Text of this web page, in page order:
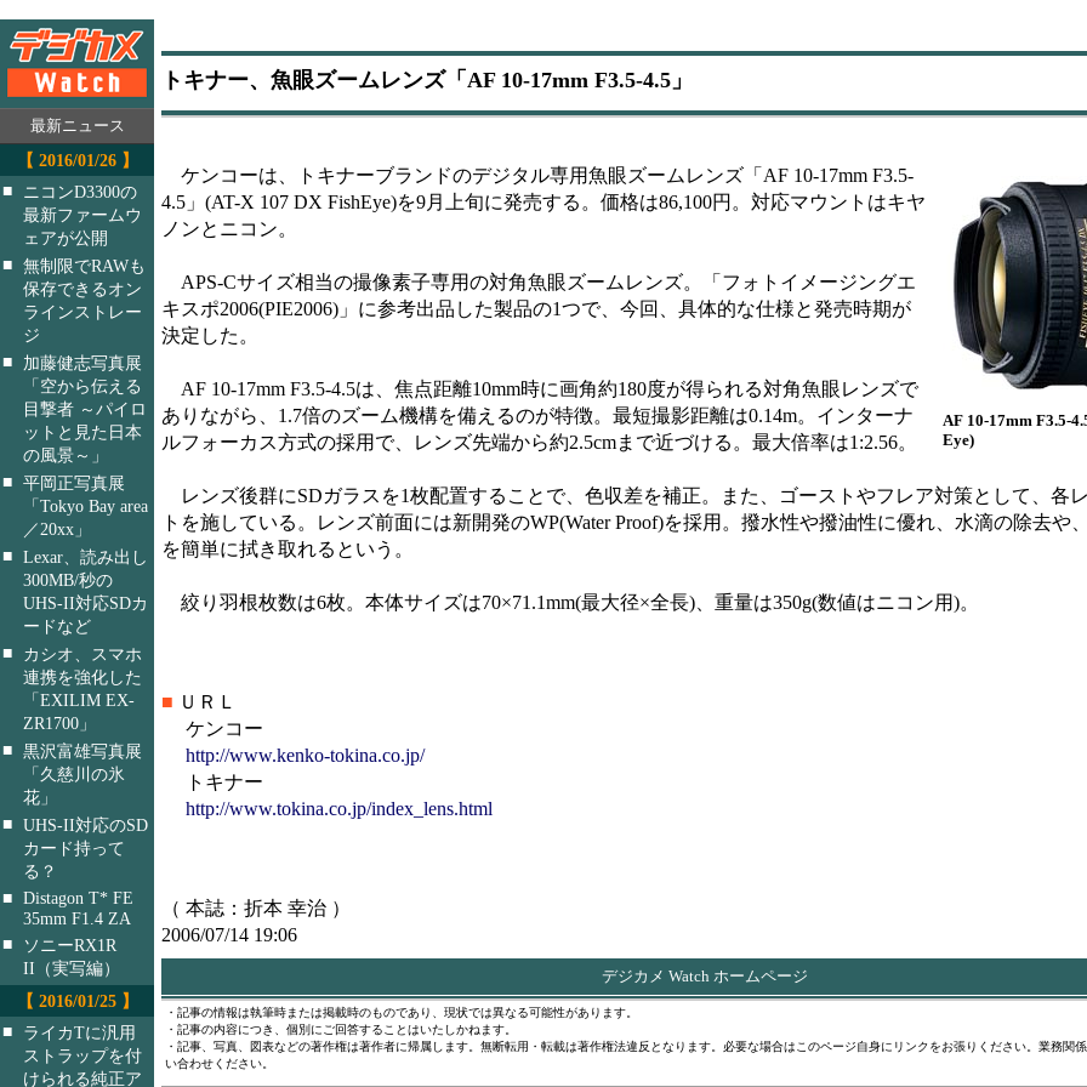
最新ニュース
【 2016/01/26 】
■
ニコンD3300の
最新ファームウ
ェアが公開
■ 無制限でRAWも
保存できるオン
ラインストレー
ジ
■
加藤健志写真展
「空から伝える
目撃者 ～パイロ
ットと見た日本
の風景～」
■ 平岡正写真展
「Tokyo Bay area
／20xx」
■ Lexar、読み出し
300MB/秒の
UHS-II対応SDカ
ードなど
■
カシオ、スマホ
連携を強化した
「EXILIM EX-
ZR1700」
■ 黒沢富雄写真展
「久慈川の氷
花」
■ UHS-II対応のSD
カード持って
る？
■ Distagon T* FE
35mm F1.4 ZA
■
ソニーRX1R
II（実写編）
【 2016/01/25 】
■
ライカTに汎用
ストラップを付
けられる純正ア
トキナー、魚眼ズームレンズ「AF 10-17mm F3.5-4.5」
AF 10-17mm F3.5-
Eye)
ケンコーは、トキナーブランドのデジタル専用魚眼ズームレンズ「AF 10-17mm F3.5-
4.5」(AT-X 107 DX FishEye)を9月上旬に発売する。価格は86,100円。対応マウントはキヤ
ノンとニコン。
APS-Cサイズ相当の撮像素子専用の対角魚眼ズームレンズ。「フォトイメージングエ
キスポ2006(PIE2006)」に参考出品した製品の1つで、今回、具体的な仕様と発売時期が
決定した。
AF 10-17mm F3.5-4.5は、焦点距離10mm時に画角約180度が得られる対角魚眼レンズで
ありながら、1.7倍のズーム機構を備えるのが特徴。最短撮影距離は0.14m。インターナ
ルフォーカス方式の採用で、レンズ先端から約2.5cmまで近づける。最大倍率は1:2.56。
レンズ後群にSDガラスを1枚配置することで、色収差を補正。また、ゴーストやフレア対策として、各
トを施している。レンズ前面には新開発のWP(Water Proof)を採用。撥水性や撥油性に優れ、水滴の除去や
を簡単に拭き取れるという。
絞り羽根枚数は6枚。本体サイズは70×71.1mm(最大径×全長)、重量は350g(数値はニコン用)。
■ ＵＲＬ
ケンコー
http://www.kenko-tokina.co.jp/
トキナー
http://www.tokina.co.jp/index_lens.html
（ 本誌：折本 幸治 ）
2006/07/14 19:06
デジカメ Watch ホームページ
・記事の情報は執筆時または掲載時のものであり、現状では異なる可能性があります。
・記事の内容につき、個別にご回答することはいたしかねます。
・記事、写真、図表などの著作権は著作者に帰属します。無断転用・転載は著作権法違反となります。必要な場合はこのページ自身にリンクをお張りください。業務関
い合わせください。